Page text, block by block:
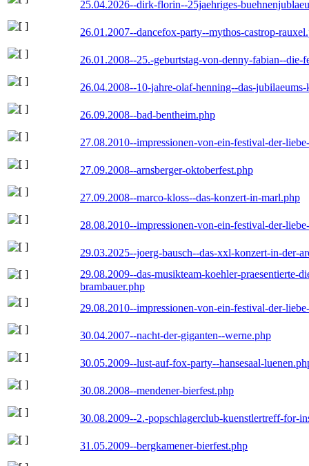
25.04.2026--dirk-florin--25jaehriges-
26.01.2007--dancefox-party--mythos-castrop-
26.01.2008--25.-geburtstag-von-denny-fabian--die-
26.04.2008--10-jahre-olaf-henning--das-
26.09.2008--bad-bentheim.php
27.08.2010--impressionen-von-ein-festival-der-
27.09.2008--arnsberger-oktoberfest.php
27.09.2008--marco-kloss--das-konzert-in-marl.php
28.08.2010--impressionen-von-ein-festival-der-
29.03.2025--joerg-bausch--das-xxl-konzert-in-der-
29.08.2009--das-musikteam-koehler-praesentierte-
brambauer.php
29.08.2010--impressionen-von-ein-festival-der-
30.04.2007--nacht-der-giganten--werne.php
30.05.2009--lust-auf-fox-party--hansesaal-
30.08.2008--mendener-bierfest.php
30.08.2009--2.-popschlagerclub-kuenstlertreff-for-
31.05.2009--bergkamener-bierfest.php